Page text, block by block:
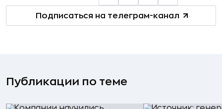
Подписаться на телеграм-канал
Публикации по теме